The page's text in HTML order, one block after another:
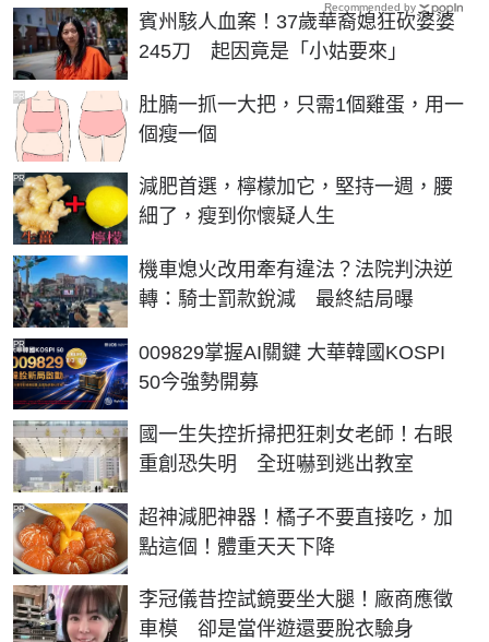
賓州駭人血案！37歲華裔媳狂砍婆婆
245刀 起因竟是「小姑要來」
肚腩一抓一大把，只需1個雞蛋，用一
個瘦一個
PR
減肥首選，檸檬加它，堅持一週，腰
細了，瘦到你懷疑人生
PR
機車熄火改用牽有違法？法院判決逆
轉：騎士罰款銳減 最終結局曝
009829掌握AI關鍵 大華韓國KOSPI
50今強勢開募
PR
國一生失控折掃把狂刺女老師！右眼
重創恐失明 全班嚇到逃出教室
超神減肥神器！橘子不要直接吃，加
點這個！體重天天下降
PR
李冠儀昔控試鏡要坐大腿！廠商應徵
車模 卻是當伴遊還要脫衣驗身
Recommended by